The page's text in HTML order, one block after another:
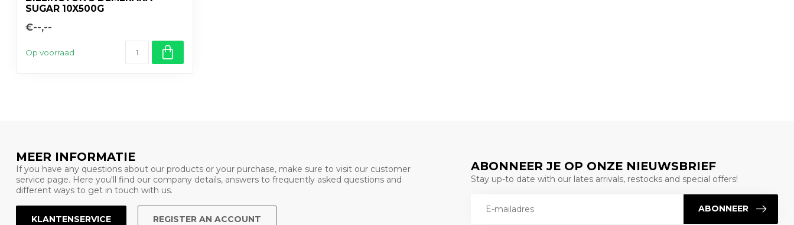
SUGAR 10X500G
€--,--
Op voorraad
MEER INFORMATIE
If you have any questions about our products or your purchase, make sure to visit our customer
service page. Here you'll find our company details, answers to frequently asked questions and
different ways to get in touch with us.
KLANTENSERVICE REGISTER AN ACCOUNT
ABONNEER JE OP ONZE NIEUWSBRIEF
Stay up-to date with our lates arrivals, restocks and special offers!
ABONNEER